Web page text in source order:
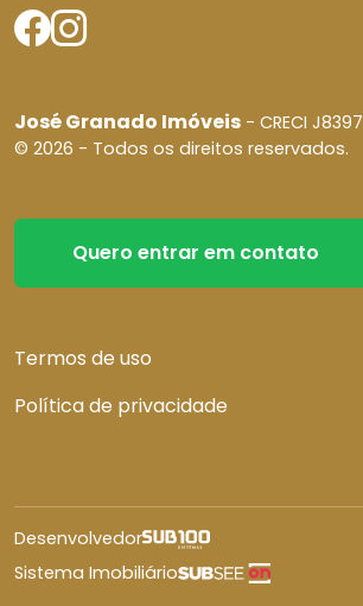
José Granado Imóveis - CRECI J8397
© 2026 - Todos os direitos reservados.
Quero entrar em contato
Termos de uso
Política de privacidade
Desenvolvedor
Sistema Imobiliário